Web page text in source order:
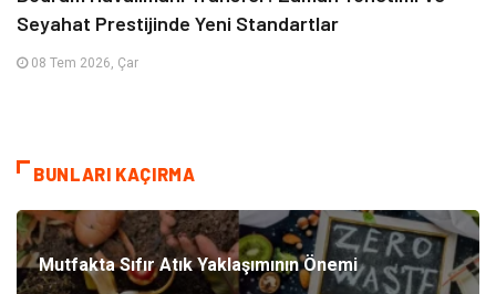
Seyahat Prestijinde Yeni Standartlar
08 Tem 2026, Çar
BUNLARI KAÇIRMA
Mutfakta Sıfır Atık Yaklaşımının Önemi